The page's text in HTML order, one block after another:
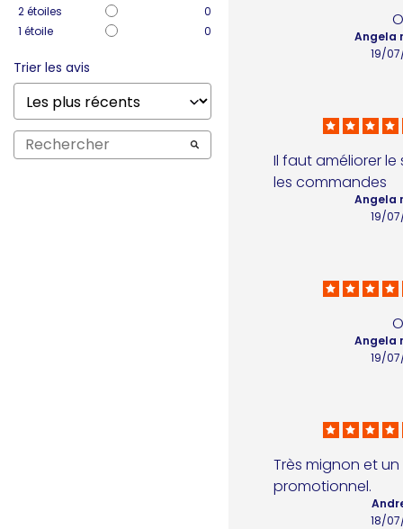
2étoiles
0
1 étoile 0
Trier les avis
19/
Angela
Il faut améliorer
les commandes
19/
Angela
19/
Angela
Très mignon et
promotionnel.
18/